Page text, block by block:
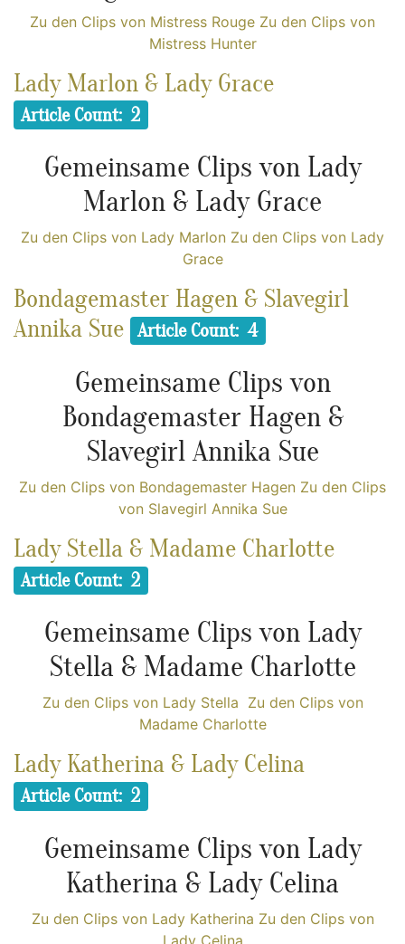
Zu den Clips von Mistress Rouge Zu den Clips von
Mistress Hunter
Lady Marlon & Lady Grace
Article Count: 2
Gemeinsame Clips von Lady
Marlon & Lady Grace
Zu den Clips von Lady Marlon Zu den Clips von Lady
Grace
Bondagemaster Hagen & Slavegirl
Annika Sue
Article Count: 4
Gemeinsame Clips von
Bondagemaster Hagen &
Slavegirl Annika Sue
Zu den Clips von Bondagemaster Hagen Zu den Clips
von Slavegirl Annika Sue
Lady Stella & Madame Charlotte
Article Count: 2
Gemeinsame Clips von Lady
Stella & Madame Charlotte
Zu den Clips von Lady Stella Zu den Clips von
Madame Charlotte
Lady Katherina & Lady Celina
Article Count: 2
Gemeinsame Clips von Lady
Katherina & Lady Celina
Zu den Clips von Lady Katherina Zu den Clips von
Lady Celina